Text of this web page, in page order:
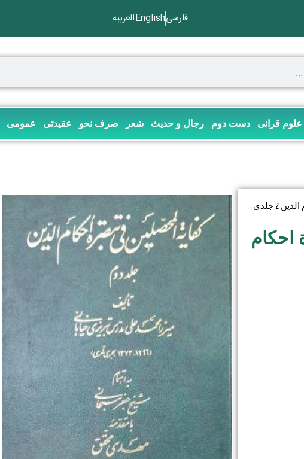
فارسیEnglishالعربیه
قرانی دست دوم رجال و حدیث شعر صرف نحو عقیدتی عمومی
2 جلدی
احکام